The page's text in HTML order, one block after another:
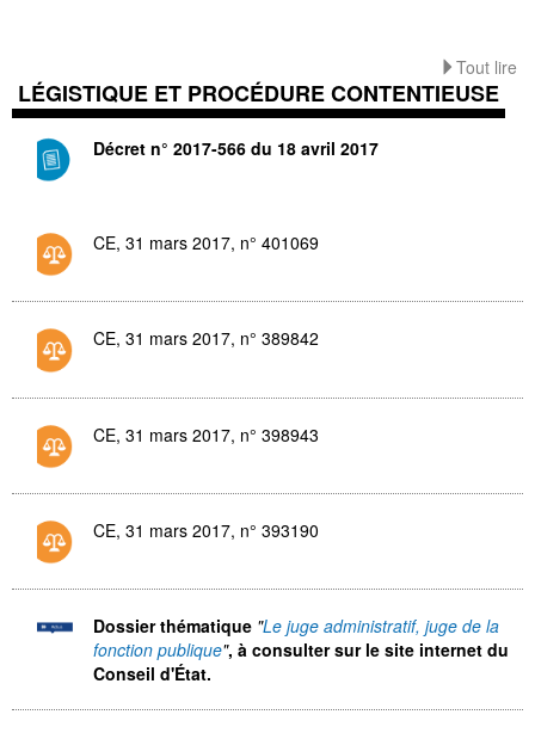
Tout lire
LÉGISTIQUE ET PROCÉDURE CONTENTIEUSE
Décret n° 2017-566 du 18 avril 2017
CE, 31 mars 2017, n° 401069
CE, 31 mars 2017, n° 389842
CE, 31 mars 2017, n° 398943
CE, 31 mars 2017, n° 393190
Dossier thématique "Le juge administratif, juge de la
fonction publique", à consulter sur le site internet du
Conseil d'État.